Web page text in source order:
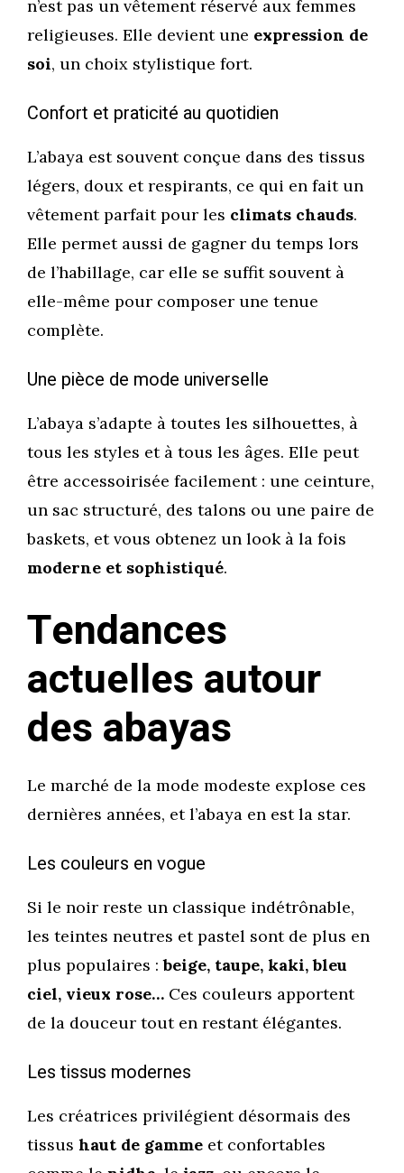
n’est pas un vêtement réservé aux femmes
religieuses. Elle devient une expression de
soi, un choix stylistique fort.
Confort et praticité au quotidien
L’abaya est souvent conçue dans des tissus
légers, doux et respirants, ce qui en fait un
vêtement parfait pour les climats chauds.
Elle permet aussi de gagner du temps lors
de l’habillage, car elle se suffit souvent à
elle-même pour composer une tenue
complète.
Une pièce de mode universelle
L’abaya s’adapte à toutes les silhouettes, à
tous les styles et à tous les âges. Elle peut
être accessoirisée facilement : une ceinture,
un sac structuré, des talons ou une paire de
baskets, et vous obtenez un look à la fois
moderne et sophistiqué.
Tendances
actuelles autour
des abayas
Le marché de la mode modeste explose ces
dernières années, et l’abaya en est la star.
Les couleurs en vogue
Si le noir reste un classique indétrônable,
les teintes neutres et pastel sont de plus en
plus populaires :beige, taupe, kaki, bleu
ciel, vieux rose… Ces couleurs apportent
de la douceur tout en restant élégantes.
Les tissus modernes
Les créatrices privilégient désormais des
tissus haut de gamme et confortables